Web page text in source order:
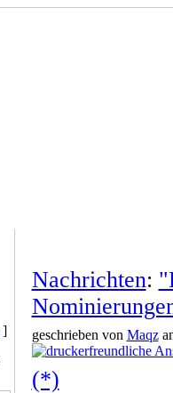
]
Nachrichten:
geschrieben von Maqz
(*)